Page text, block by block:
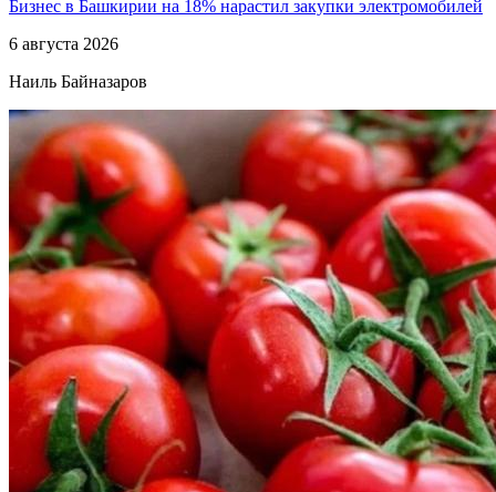
Бизнес в Башкирии на 18% нарастил закупки электромобилей
6 августа 2026
Наиль Байназаров